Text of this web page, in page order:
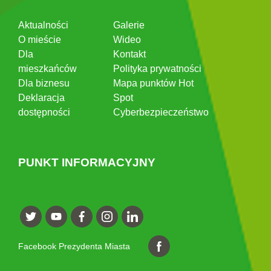
Aktualności
O mieście
Dla
mieszkańców
Dla biznesu
Deklaracja
dostępności
Galerie
Wideo
Kontakt
Polityka prywatności
Mapa punktów Hot
Spot
Cyberbezpieczeństwo
PUNKT INFORMACYJNY
Facebook Prezydenta Miasta